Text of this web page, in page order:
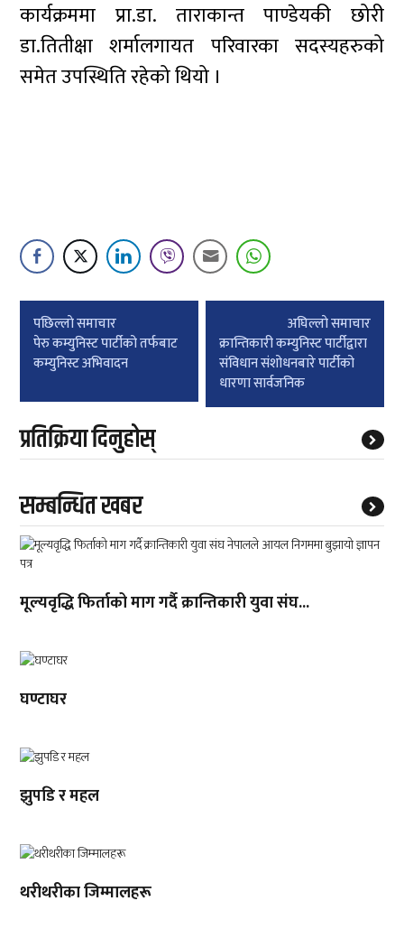
कार्यक्रममा प्रा.डा. ताराकान्त पाण्डेयकी छोरी
डा.तितीक्षा शर्मालगायत परिवारका सदस्यहरुको
समेत उपस्थिति रहेको थियो ।
Post
navigation
पछिल्लाे समाचार
पेरु कम्युनिस्ट पार्टीको तर्फबाट
कम्युनिस्ट अभिवादन
अघिल्लाे समाचार
क्रान्तिकारी कम्युनिस्ट पार्टीद्वारा
संविधान संशोधनबारे पार्टीको
धारणा सार्वजनिक
प्रतिक्रिया दिनुहोस्
सम्बन्धित खबर
मूल्यवृद्धि फिर्ताको माग गर्दै क्रान्तिकारी युवा संघ...
घण्टाघर
झुपडि र महल
थरीथरीका जिम्मालहरू